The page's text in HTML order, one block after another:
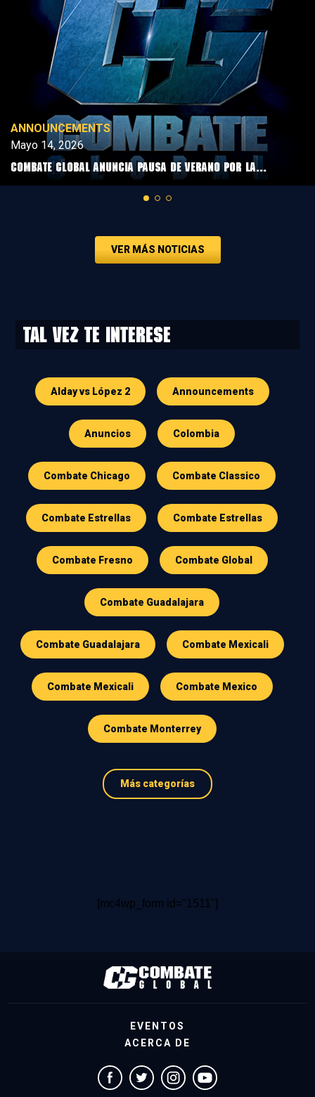
ANNOUNCEMENTS
Mayo 14, 2026
COMBATE GLOBAL ANUNCIA PAUSA DE VERANO POR LA...
VER MÁS NOTICIAS
Tal vez te interese
Alday vs López 2 Announcements
Anuncios Colombia
Combate Chicago Combate Classico
Combate Estrellas Combate Estrellas
Combate Fresno Combate Global
Combate Guadalajara
Combate Guadalajara Combate Mexicali
Combate Mexicali Combate Mexico
Combate Monterrey
Más categorías
[mc4wp_form id="1511"]
EVENTOS
ACERCA DE